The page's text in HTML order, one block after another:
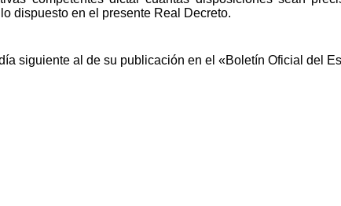
dispuesto en el presente Real Decreto.
siguiente al de su publicación en el «Boletín Oficial del